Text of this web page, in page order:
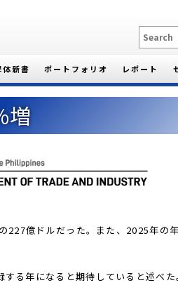
体新書 ポートフォリオ レポート
増
億ドルだった。また、2025年の
る年になると期待していると述べ